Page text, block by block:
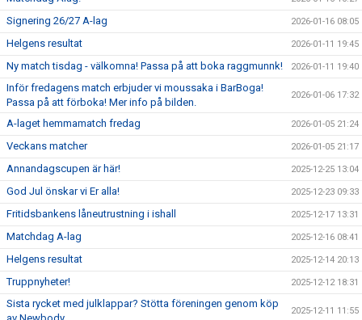
Signering 26/27 A-lag 2026-01-16 08:05
Helgens resultat 2026-01-11 19:45
Ny match tisdag - välkomna! Passa på att boka raggmunnk! 2026-01-11 19:40
Inför fredagens match erbjuder vi moussaka i BarBoga!
Passa på att förboka! Mer info på bilden.
2026-01-06 17:32
A-laget hemmamatch fredag 2026-01-05 21:24
Veckans matcher 2026-01-05 21:17
Annandagscupen är här! 2025-12-25 13:04
God Jul önskar vi Er alla! 2025-12-23 09:33
Fritidsbankens låneutrustning i ishall 2025-12-17 13:31
Matchdag A-lag 2025-12-16 08:41
Helgens resultat 2025-12-14 20:13
Truppnyheter! 2025-12-12 18:31
Sista rycket med julklappar? Stötta föreningen genom köp
2025-12-11 11:55